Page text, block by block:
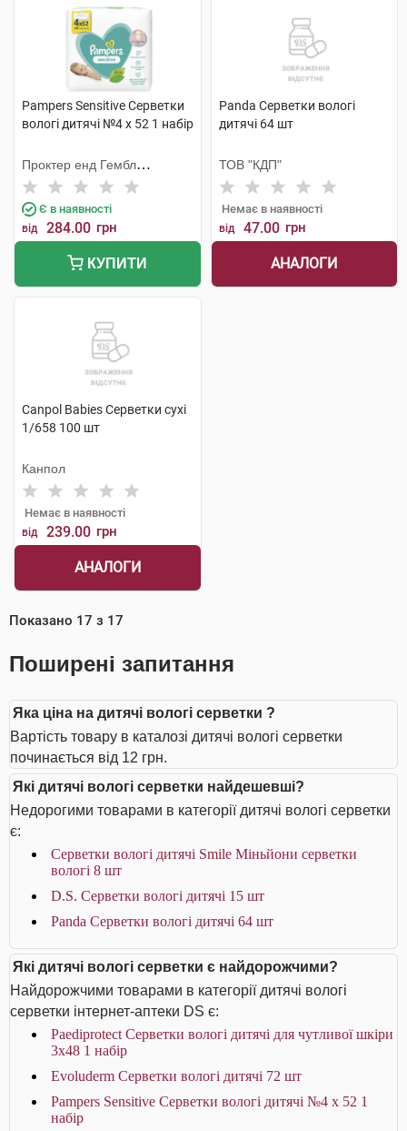
Pampers Sensitive Серветки
вологі дитячі №4 х 52 1 набір
Проктер енд Гембл
Мануфекчурінг
Є в наявності
від 284.00 грн
КУПИТИ
Panda Серветки вологі
дитячі 64 шт
ТОВ "КДП"
Немає в наявності
від 47.00 грн
АНАЛОГИ
Canpol Babies Серветки сухі
1/658 100 шт
Канпол
Немає в наявності
від 239.00 грн
АНАЛОГИ
Показано 17 з 17
Поширені запитання
Яка ціна на дитячі вологі серветки ?
Вартість товару в каталозі дитячі вологі серветки
починається від 12 грн.
Які дитячі вологі серветки найдешевші?
Недорогими товарами в категорії дитячі вологі серветки
є:
Серветки вологі дитячі Smile Міньйони серветки
вологі 8 шт
D.S. Серветки вологі дитячі 15 шт
Panda Серветки вологі дитячі 64 шт
Які дитячі вологі серветки є найдорожчими?
Найдорожчими товарами в категорії дитячі вологі
серветки інтернет-аптеки DS є:
Paediprotect Серветки вологі дитячі для чутливої шкіри
3х48 1 набір
Evoluderm Серветки вологі дитячі 72 шт
Pampers Sensitive Серветки вологі дитячі №4 х 52 1
набір